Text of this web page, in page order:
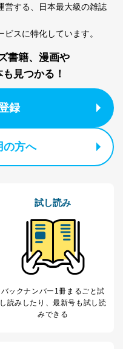
キャンペーン等の広告
ビス利用状況の把握お
せ対応、トラブル対
ーター教育など応対品
め
のプライバシーポリシ
表する利用目的達成の
ついては保有個人デ
目的であり、下記4.の
だきます。
ー（提携企業）様又は
きますようお願い致し
に管理し､あらかじめ
に提供することはあり
ます。
ることが困難であると
全な育成の推進のため
する、
日本最大級の雑誌
ビスに特化しています。
書籍、漫画や
見つかる！
録
の方へ
試し読み
バックナンバー1冊まるごと試
し読み したり、最新号も試し読
みできる